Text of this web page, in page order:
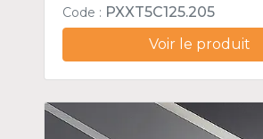
Code : PXXT5C125.205
Voir le produit